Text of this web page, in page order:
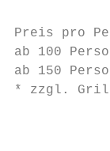
Preis
ab 100
ab 150
* zzgl.